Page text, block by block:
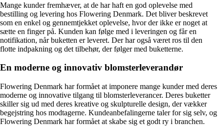
Mange kunder fremhæver, at de har haft en god oplevelse med
bestilling og levering hos Flowering Denmark. Det bliver beskrevet
som en enkel og gennemtjekket oplevelse, hvor der ikke er noget at
sætte en finger på. Kunden kan følge med i leveringen og får en
notifikation, når buketten er leveret. Der har også været ros til den
flotte indpakning og det tilbehør, der følger med buketterne.
En moderne og innovativ blomsterleverandør
Flowering Denmark har formået at imponere mange kunder med deres
moderne og innovative tilgang til blomsterleverancer. Deres buketter
skiller sig ud med deres kreative og skulpturelle design, der vækker
begejstring hos modtagerne. Kundeanbefalingerne taler for sig selv, og
Flowering Denmark har formået at skabe sig et godt ry i branchen.